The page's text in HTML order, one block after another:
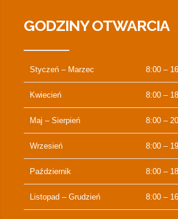
GODZINY OTWARCIA
Styczeń – Marzec 8:00 –
Kwiecień 8:00 –
Maj – Sierpień 8:00 –
Wrzesień 8:00 –
Październik 8:00 –
Listopad – Grudzień 8:00 –